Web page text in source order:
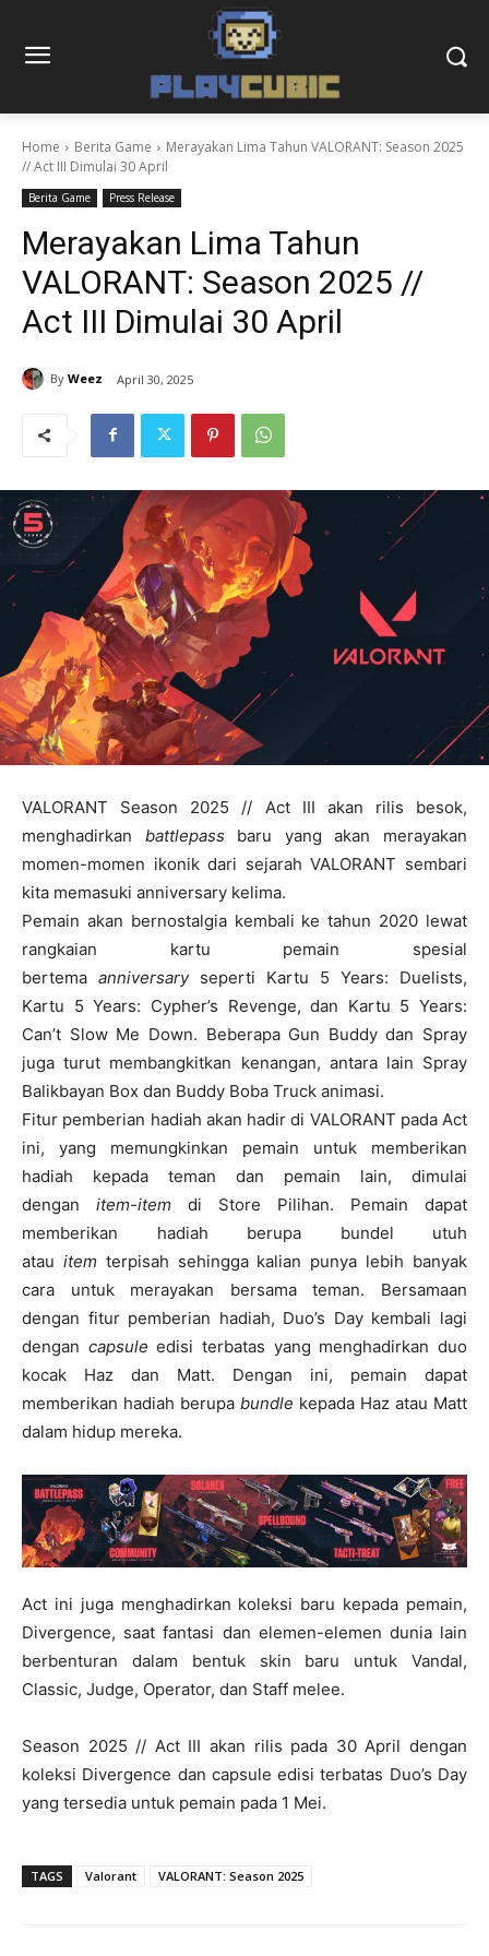
Home Berita Game
Merayakan Lima Tahun VALORANT: Season 2025
// Act III Dimulai 30 April
Berita Game Press Release
Merayakan Lima Tahun
VALORANT: Season 2025 //
Act III Dimulai 30 April
By Weez April 30, 2025
VALORANT Season 2025 // Act III akan rilis besok,
menghadirkan battlepass baru yang akan merayakan
momen-momen ikonik dari sejarah VALORANT sembari
kita memasuki anniversary kelima.
Pemain akan bernostalgia kembali ke tahun 2020 lewat
rangkaian kartu pemain spesial
bertema anniversaryseperti Kartu 5 Years: Duelists,
Kartu 5 Years: Cypher’s Revenge, dan Kartu 5 Years:
Can’t Slow Me Down. Beberapa Gun Buddy dan Spray
juga turut membangkitkan kenangan, antara lain Spray
Balikbayan Box dan Buddy Boba Truck animasi.
Fitur pemberian hadiah akan hadir di VALORANT pada Act
ini, yang memungkinkan pemain untuk memberikan
hadiah kepada teman dan pemain lain, dimulai
dengan item-item di Store Pilihan. Pemain dapat
memberikan hadiah berupa bundel utuh
atau itemterpisah sehingga kalian punya lebih banyak
cara untuk merayakan bersama teman. Bersamaan
dengan fitur pemberian hadiah, Duo’s Day kembali lagi
dengan capsule edisi terbatas yang menghadirkan duo
kocak Haz dan Matt. Dengan ini, pemain dapat
memberikan hadiah berupa bundle kepada Haz atau Matt
dalam hidup mereka.
Act ini juga menghadirkan koleksi baru kepada pemain,
Divergence, saat fantasi dan elemen-elemen dunia lain
berbenturan dalam bentuk skin baru untuk Vandal,
Classic, Judge, Operator, dan Staff melee.
Season 2025 // Act III akan rilis pada 30 April dengan
koleksi Divergence dan capsule edisi terbatas Duo’s Day
yang tersedia untuk pemain pada 1 Mei.
TAGS Valorant VALORANT: Season 2025